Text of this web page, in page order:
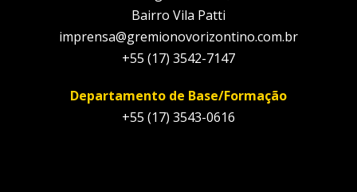
Bairro Vila Patti
imprensa@gremionovorizontino.com.br
+55 (17) 3542-7147
Departamento de Base/Formação
+55 (17) 3543-0616